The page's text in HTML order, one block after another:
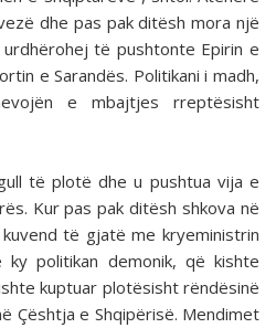
dhe pas pak ditësh mora një
të pushtonte Epirin e
e Sarandës. Politikani i madh,
e mbajtjes rreptësisht
të plotë dhe u pushtua vija e
Kur pas pak ditësh shkova në
të gjatë me kryeministrin
politikan demonik, që kishte
kuptuar plotësisht rëndësinë
Çështja e Shqipërisë. Mendimet